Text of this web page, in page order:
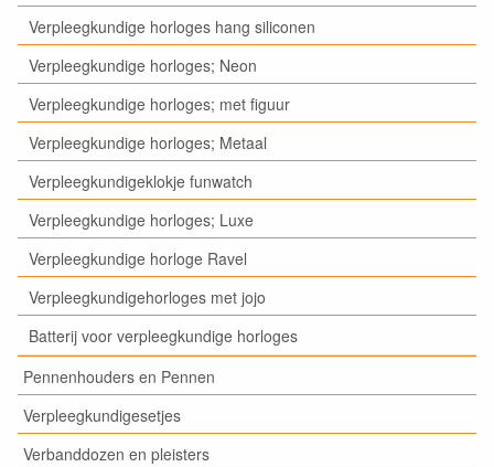
Verpleegkundige horloges hang siliconen
Verpleegkundige horloges; Neon
Verpleegkundige horloges; met figuur
Verpleegkundige horloges; Metaal
Verpleegkundigeklokje funwatch
Verpleegkundige horloges; Luxe
Verpleegkundige horloge Ravel
Verpleegkundigehorloges met jojo
Batterij voor verpleegkundige horloges
Pennenhouders en Pennen
Verpleegkundigesetjes
Verbanddozen en pleisters